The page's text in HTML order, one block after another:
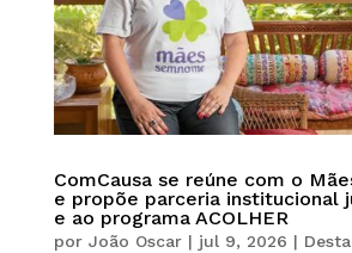
ComCausa se reúne com o
e propõe parceria institucional
e ao programa ACOLHER
por João Oscar| jul 9, 2026 |